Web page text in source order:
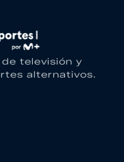
televisión y
alternativos.